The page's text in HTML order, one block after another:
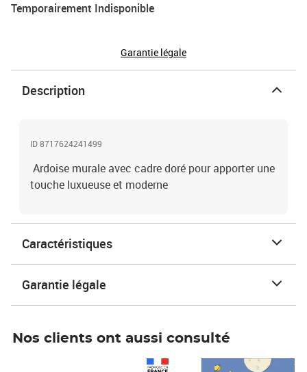
Temporairement Indisponible
Garantie légale
Description
ID 8717624241499
Ardoise murale avec cadre doré pour apporter une
touche luxueuse et moderne
Caractéristiques
Garantie légale
Nos clients ont aussi consulté
Prix 7,50€